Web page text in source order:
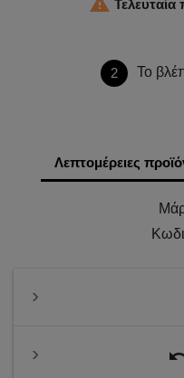
2 Το
Λεπτομέρειες